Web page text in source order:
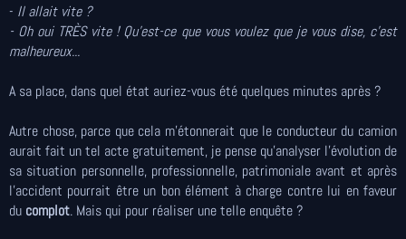
- Il allait vite ?
- Oh oui TRÈS vite ! Qu'est-ce que vous voulez que je vous dise, c'est
malheureux...
A sa place, dans quel état auriez-vous été quelques minutes après ?
Autre chose, parce que cela m'étonnerait que le conducteur du camion
aurait fait un tel acte gratuitement, je pense qu'analyser l'évolution de
sa situation personnelle, professionnelle, patrimoniale avant et après
l'accident pourrait être un bon élément à charge contre lui en faveur
du complot. Mais qui pour réaliser une telle enquête ?